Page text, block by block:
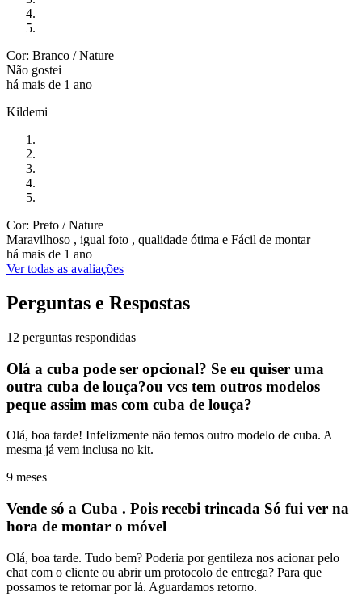
Cor: Branco / Nature
Não gostei
há mais de 1 ano
Kildemi
Cor: Preto / Nature
Maravilhoso , igual foto , qualidade ótima e Fácil de montar
há mais de 1 ano
Ver todas as avaliações
Perguntas e Respostas
12 perguntas respondidas
Olá a cuba pode ser opcional? Se eu quiser uma
outra cuba de louça?ou vcs tem outros modelos
peque assim mas com cuba de louça?
Olá, boa tarde! Infelizmente não temos outro modelo de cuba. A
mesma já vem inclusa no kit.
9 meses
Vende só a Cuba . Pois recebi trincada Só fui ver na
hora de montar o móvel
Olá, boa tarde. Tudo bem? Poderia por gentileza nos acionar pelo
chat com o cliente ou abrir um protocolo de entrega? Para que
possamos te retornar por lá. Aguardamos retorno.